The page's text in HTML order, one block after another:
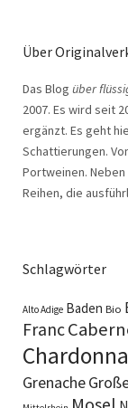
Über
Das Blog über
2007. Es wird seit
ergänzt. Es geht
Schattierungen.
Portweinen.
Reihen, die
Schlagwörter
Alto Adige Baden Bio
Franc
Grenache